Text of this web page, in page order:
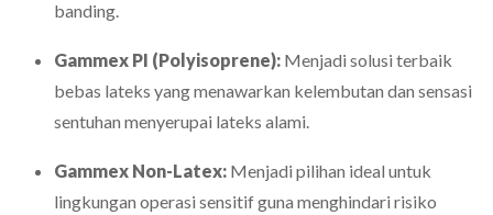
banding.
Gammex PI (Polyisoprene): Menjadi solusi terbaik
bebas lateks yang menawarkan kelembutan dan sensasi
sentuhan menyerupai lateks alami.
Gammex Non-Latex: Menjadi pilihan ideal untuk
lingkungan operasi sensitif guna menghindari risiko